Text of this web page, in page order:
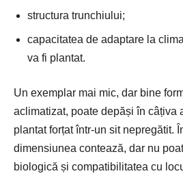
structura trunchiului;
capacitatea de adaptare la
va fi plantat.
Un exemplar mai mic, dar bine
aclimatizat, poate depăși în câțiva
plantat forțat într-un sit nepregătit.
dimensiunea contează, dar nu
biologică și compatibilitatea cu